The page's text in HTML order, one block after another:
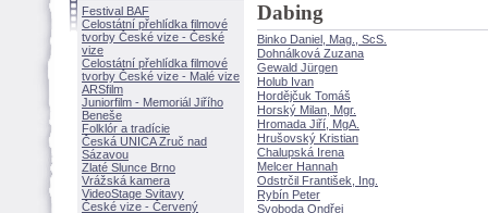
Festival BAF
Celostátní přehlídka filmové
tvorby České vize - České
vize
Celostátní přehlídka filmové
tvorby České vize - Malé vize
ARSfilm
Juniorfilm - Memoriál Jiřího
Beneše
Folklór a tradície
Česká UNICA Zruč nad
Sázavou
Zlaté Slunce Brno
Vrážská kamera
VideoStage Svitavy
České vize - Červený
Dabing
Binko Daniel, Mag., ScS.
Dohnálková Zuzana
Gewald Jürgen
Holub Ivan
Hordějčuk Tom
Horský Milan, Mgr.
Hromada Jiří, MgA.
Hrušovský Kristian
Chalupská Irena
Melcer Hannah
Odstrčil František, Ing.
Rybín Peter
Svoboda Ondřej